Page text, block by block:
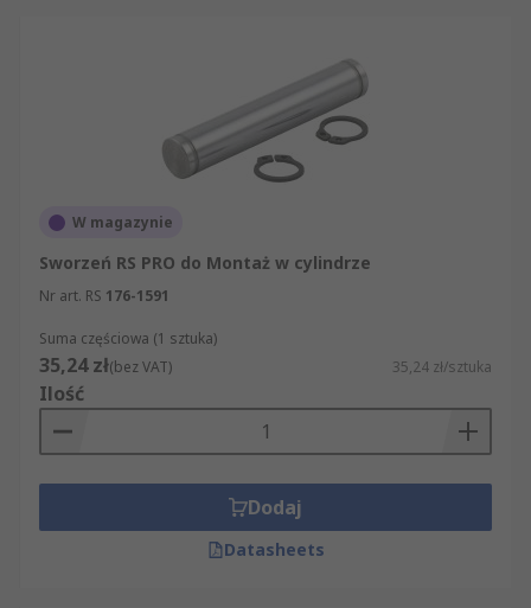
W magazynie
Sworzeń RS PRO do Montaż w cylindrze
Nr art. RS 176-1591
Suma częściowa (1 sztuka)
35,24 zł(bez VAT) 35,24 zł/sztuka
Ilość
Dodaj
Datasheets